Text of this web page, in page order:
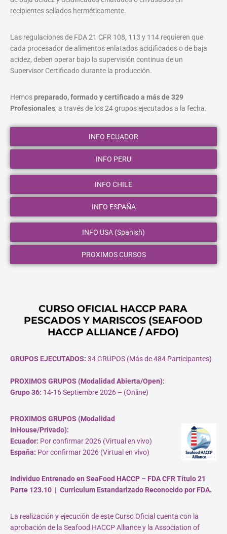
recipientes sellados herméticamente.
Las regulaciones de FDA 21 CFR 108, 113 y 114 requieren que
cada procesador de alimentos enlatados acidificados o de baja
acidez, deben operar bajo la supervisión continua de un
Supervisor Certificado durante la producción.
Hemospreparado, formado y certificado a más de 329
Profesionales, a través de los 24 grupos ejecutados a la fecha.
INFO ECUADOR
INFO PERU
INFO CHILE
INFO ESPAÑA
INFO USA (Spanish)
PROXIMOS CURSOS
CURSO OFICIAL HACCP PARA
PESCADOS Y MARISCOS (SEAFOOD
HACCP ALLIANCE / AFDO)
GRUPOS EJECUTADOS: 34 GRUPOS (Más de 484 Participantes)
PROXIMOS GRUPOS (Modalidad Abierta/Open):
Grupo 36: 14-16 Septiembre 2026 – (Online)
PROXIMOS GRUPOS (Modalidad
InHouse/Privado):
Ecuador: Por confirmar 2026 (Virtual en vivo)
España: Por confirmar 2026 (Virtual en vivo)
Individuo Entrenado en SeaFood HACCP – FDA CFR Título 21
Parte 123.10 | Curriculum Estandarizado Reconocido por FDA.
La realización y ejecución de este Curso Oficial cuenta con la
aprobación de la Seafood HACCP Alliance y la Association of